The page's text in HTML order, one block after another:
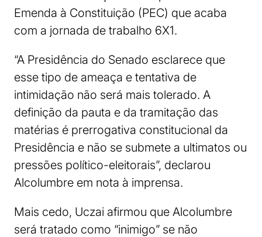
Emenda à Constituição (PEC) que acaba
com a jornada de trabalho 6X1.
“A Presidência do Senado esclarece que
esse tipo de ameaça e tentativa de
intimidação não será mais tolerado. A
definição da pauta e da tramitação das
matérias é prerrogativa constitucional da
Presidência e não se submete a ultimatos ou
pressões político-eleitorais”, declarou
Alcolumbre em nota à imprensa.
Mais cedo, Uczai afirmou que Alcolumbre
será tratado como “inimigo” se não